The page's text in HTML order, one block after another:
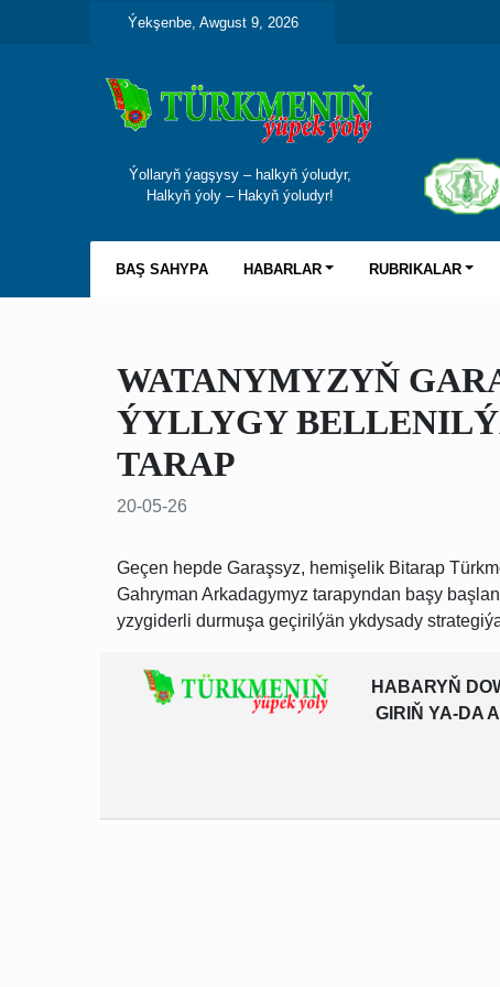
Ýekşenbe, Awgust 9, 2026
Ýollaryň ýagşysy – halkyň ýoludyr,
Halkyň ýoly – Hakyň ýoludyr!
BAŞ SAHYPA HABARLAR RUBRIKALAR
WATANYMYZYŇ
ÝYLLYGY
TARAP
20-05-26
Geçen hepde Garaşsyz, hemişelik Bitarap
Gahryman Arkadagymyz tarapyndan başy
yzygiderli durmuşa geçirilýän ykdysady
HABARYŇ
GIRIŇ YA-DA